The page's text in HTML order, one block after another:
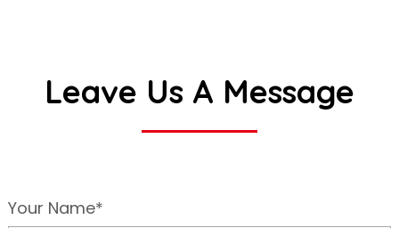
Leave Us A Message
Your Name*